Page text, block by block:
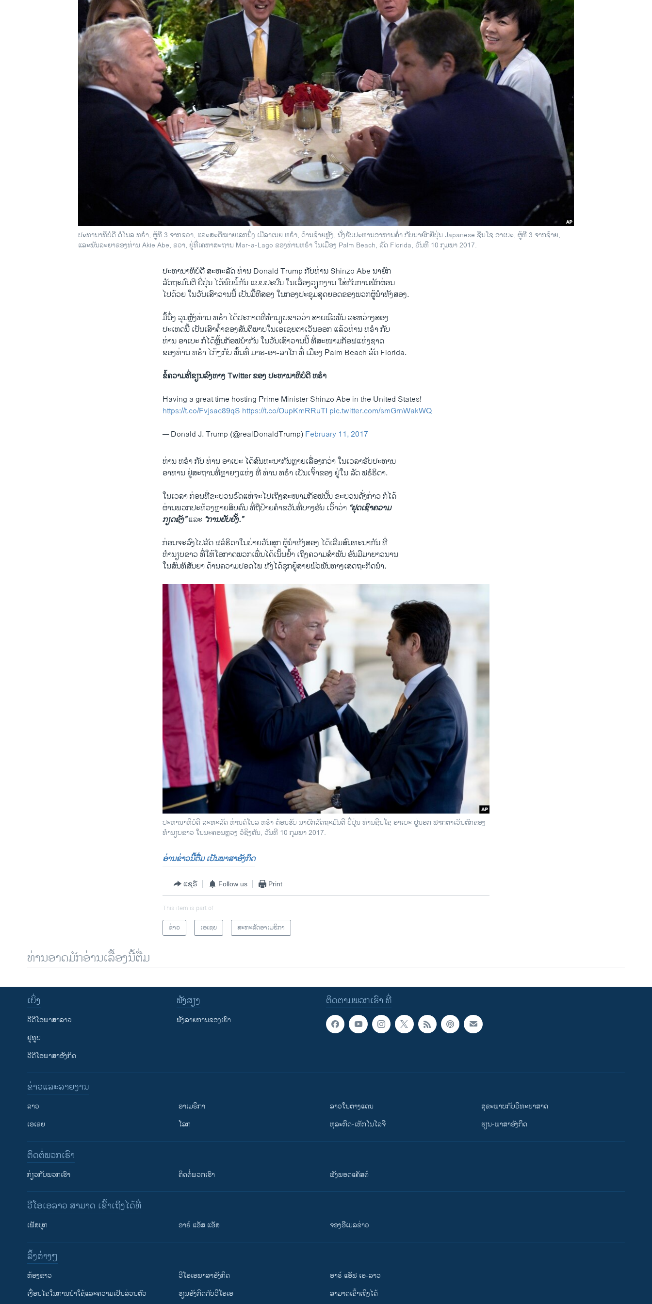
ຕິດຕາມພວກເຮົາ ທີ່
ປະທານາທິບໍດີ ດໍໂນລ ທຣຳ, ຜູ້ທີ 3 ຈາກຂວາ, ແລະສະຕີໝາຍເລກນຶ່ງ ເມີລາເນຍ ທຣຳ, ດ້ານຊ້າຍຫຼັງ, ນັ່ງຮັບປະທານອາຫານຄ່ຳ ກັບນາຍົກຍີ່ປຸ່ນ Japanese ຊີນໂຊ ອາເບະ, ຜູ້ທີ 3 ຈາກຊ້າຍ,
ແລະພັນລະຍາຂອງທ່ານ Akie Abe, ຂວາ, ຢູ່ທີ່ເຄຫາສະຖານ Mar-a-Lago ຂອງທ່ານທຣຳ ໃນເມືອງ Palm Beach, ລັດ Florida, ວັນທີ 10 ກຸມພາ 2017.
ປະທານາທິບໍດີ ສະຫະລັດ ທ່ານ Donald Trump ກັບທ່ານ Shinzo Abe ນາຍົກ
ລັດຖະມົນຕີ ຍີ່ປຸ່ນ ໄດ້ພົບພໍ້ກັນ ແບບປະປົນ ໃນເລື່ອງວຽກງານ ໃສ່ກັບການພັກຜ່ອນ
ໄປດ້ວຍ ໃນວັນເສົາວານນີ້ ເປັນມື້ທີສອງ ໃນກອງປະຊຸມສຸດຍອດຂອງພວກຜູ້ນຳທັງສອງ.
ມື້ນຶ່ງ ລຸນຫຼັງທ່ານ ທຣຳ ໄດ້ປະກາດທີ່ທຳນຽບຂາວວ່າ ສາຍພົວພັນ ລະຫວ່າງສອງ
ປະເທດນີ້ ເປັນເສົາຄໍ້າຂອງສັນຕິພາບໃນເອເຊຍຕາເວັນອອກ ແລ້ວທ່ານ ທຣຳ ກັບ
ທ່ານ ອາເບະ ກໍໄດ້ຫຼິ້ນກັອຟນຳກັນ ໃນວັນເສົາວານນີ້ ທີ່ສະໜາມກັອຟແຫ່ງຊາດ
ຂອງທ່ານ ທຣຳ ໄກ້ໆກັບ ພື້ນທີ່ ມາຣ-ອາ-ລາໂກ ທີ່ ເມືອງ Palm Beach ລັດ Florida.
ຂໍ້ຄວາມທີ່ຂຽນລົງທາງ Twitter ຂອງ ປະທານາທິບໍດີ ທຣຳ
Having a great time hosting Prime Minister Shinzo Abe in the United States!
https://t.co/Fvjsac89qS https://t.co/OupKmRRuTI pic.twitter.com/smGrnWakWQ
— Donald J. Trump (@realDonaldTrump)February 11, 2017
ທ່ານ ທຣຳ ກັບ ທ່ານ ອາເບະ ໄດ້ສົນທະນາກັນຫຼາຍເລື່ອງກວ່າ ໃນເວລາຮັບປະທານ
ອາຫານ ຢູ່ສະຖານທີ່ຫຼາຍໆແຫ່ງ ທີ່ ທ່ານ ທຣຳ ເປັນເຈົ້າຂອງ ຢູ່ໃນ ລັດ ຟຣໍຣິດາ.
ໃນເວລາ ກ່ອນທີ່ຂະບວນຣົດແຫ່ຈະໄປເຖິງສະໜາມກັອຟນັ້ນ ຂະບວນດັ່ງກ່າວ ກໍໄດ້
ຜ່ານພວກປະທ້ວງຫຼາຍສິບຄົນ ທີ່ຖືປ້າຍຄຳຂວັນທີ່ບາງອັນ ເວົ້າວ່າ “ຢຸດເຊົາຄວາມ
ກຽດຊັງ”ແລະ “ການຢັບຢັ້ງ.”
ກ່ອນຈະລົງໄປລັດ ຟລໍຣິດາໃນບ່າຍວັນສຸກ ຜູ້ນຳທັງສອງ ໄດ້ເລີ່ມສົນທະນາກັນ ທີ່
ທຳນຽບຂາວ ທີ່ໃຫ້ໂອກາດພວກເພິ່ນໄດ້ເນັ້ນຢໍ້າ ເຖິງຄວາມສຳພັນ ອັນມີມາຍາວນານ
ໃນສົນທິສັນຍາ ດ້ານຄວາມປອດໄພ ທັງໄດ້ຊຸກຍູ້ສາຍພົວພັນທາງເສດຖະກິດນຳ.
ປະທານາທິບໍດີ ສະຫະລັດ ທ່ານດໍໂນລ ທຣຳ ຕ້ອນຮັບ ນາຍົກລັດຖະມົນຕີ ຍີ່ປຸ່ນ ທ່ານຊີນໂຊ ອາເບະ ຢູ່ນອກ ຟາກຕາເວັນຕົກຂອງ
ທຳນຽບຂາວ ໃນນະຄອນຫຼວງ ວໍຊິງຕັນ, ວັນທີ 10 ກຸມພາ 2017.
ອ່ານຂ່າວນີ້ຕື່ມ ເປັນພາສາອັງກິດ
ແຊຣ໌ Follow us Print
This item is part of
ຂ່າວ
ເອເຊຍ ສະຫະລັດອາເມຣິກາ
ທ່ານອາດມັກອ່ານເລື້ອງນີ້ຕື່ມ
ຕິດຕາມພວກເຮົາ ທີ່
ເບິ່ງ
ວີດີໂອພາສາລາວ
ຢູທູບ
ວີດີໂອພາສາອັງກິດ
ຟັງສຽງ
ຟັງລາຍການຂອງເຮົາ
ຂ່າວແລະລາຍງານ
ລາວ
ເອເຊຍ
ອາເມຣິກາ
ໂລກ
ລາວໃນຕ່າງແດນ
ທຸລະກິດ-ເທັກໂນໂລຈີ
ສຸຂະພາບກັບວິທະຍາສາດ
ຮຽນ-ພາສາອັງກິດ
ຕິດຕໍ່ພວກເຮົາ
ກ່ຽວກັບພວກເຮົາ ຕິດຕໍ່ພວກເຮົາ ຟັງພອດແຄັສຕ໌
ວີໂອເອລາວ ສາມາດ ເຂົ້າເຖິງໄດ້ທີ່
ເຟັສບຸກ ອາຣ໌ ແອັສ ແອັສ ຈອງອີເມລຂ່າວ
​ລິ້ງ​ຕ່າງໆ
​ຫ້ອງ​ຂ່າວ
​ເງື່ອນ​ໄຂ​ໃນ​ການ​ນຳ​ໃຊ້​ແລະຄວາມ​ເປັນ​ສ່​ວນ​ຕົວ
ວີ​ໂອ​ເອ​ພາ​ສາ​ອັງ​ກິດ
​ຮຽນ​ອັງ​ກິດ​ກັບ​ວີ​ໂອ​ເອ
ອາຣ໌ ແອັຟ ເອ-ລາວ
ສາມາດເຂົ້າເຖິງໄດ້